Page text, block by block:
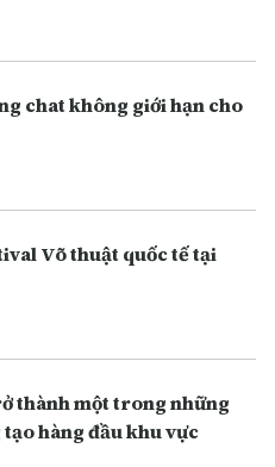
chat không giới hạn cho
Võ thuật quốc tế tại
thành một trong những
hàng đầu khu vực